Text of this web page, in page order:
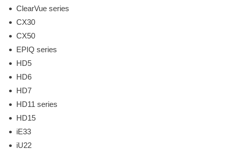
ClearVue series
CX30
CX50
EPIQ series
HD5
HD6
HD7
HD11 series
HD15
iE33
iU22